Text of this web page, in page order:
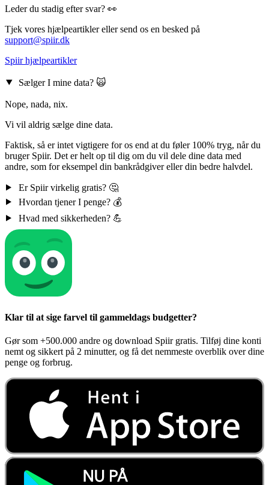
Leder du stadig efter svar? 👀
Tjek vores hjælpeartikler eller send os en besked på
support@spiir.dk
Spiir hjælpeartikler
Sælger I mine data? 🙀
Nope, nada, nix.
Vi vil aldrig sælge dine data.
Faktisk, så er intet vigtigere for os end at du føler 100% tryg, når du
bruger Spiir. Det er helt op til dig om du vil dele dine data med
andre, som for eksempel din bankrådgiver eller din bedre halvdel.
Er Spiir virkelig gratis? 🤔
Hvordan tjener I penge? 💰
Hvad med sikkerheden? 💪
Klar til at sige farvel til gammeldags budgetter?
Gør som +500.000 andre og download Spiir gratis. Tilføj dine konti
nemt og sikkert på 2 minutter, og få det nemmeste overblik over dine
penge og forbrug.